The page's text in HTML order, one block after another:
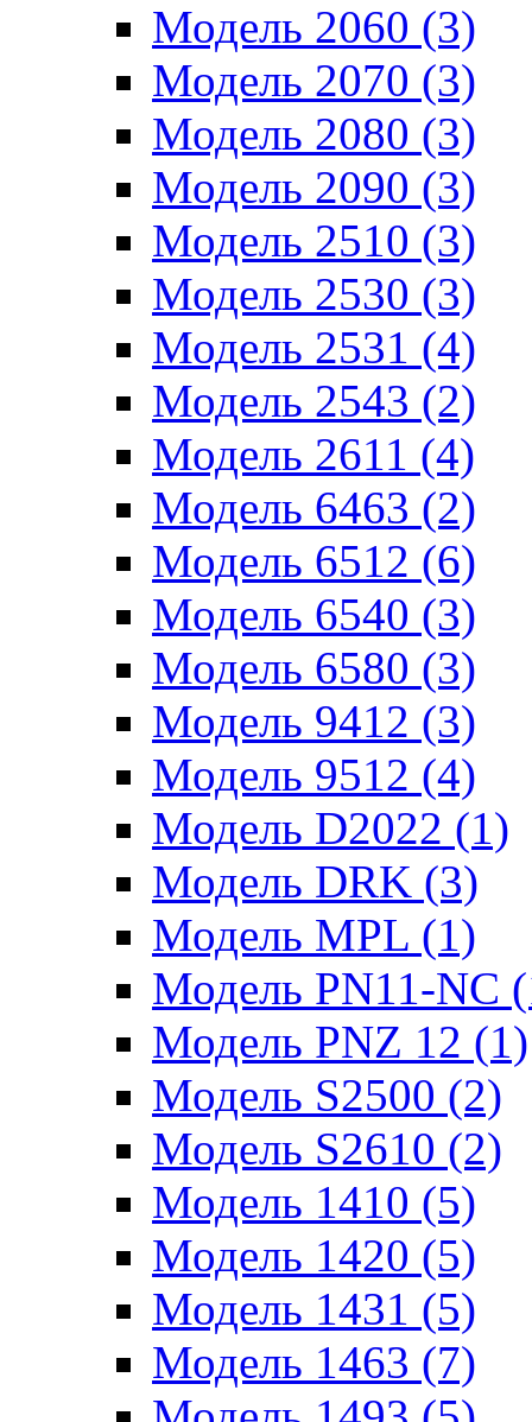
Модель 2060 (3)
Модель 2070 (3)
Модель 2080 (3)
Модель 2090 (3)
Модель 2510 (3)
Модель 2530 (3)
Модель 2531 (4)
Модель 2543 (2)
Модель 2611 (4)
Модель 6463 (2)
Модель 6512 (6)
Модель 6540 (3)
Модель 6580 (3)
Модель 9412 (3)
Модель 9512 (4)
Модель D2022 (1)
Модель DRK (3)
Модель MPL (1)
Модель PN11-NC
Модель PNZ 12 (1)
Модель S2500 (2)
Модель S2610 (2)
Модель 1410 (5)
Модель 1420 (5)
Модель 1431 (5)
Модель 1463 (7)